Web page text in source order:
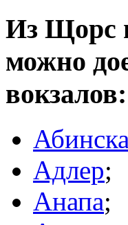
Из Щорс
можно
вокзалов:
Адлер;
Анапа;